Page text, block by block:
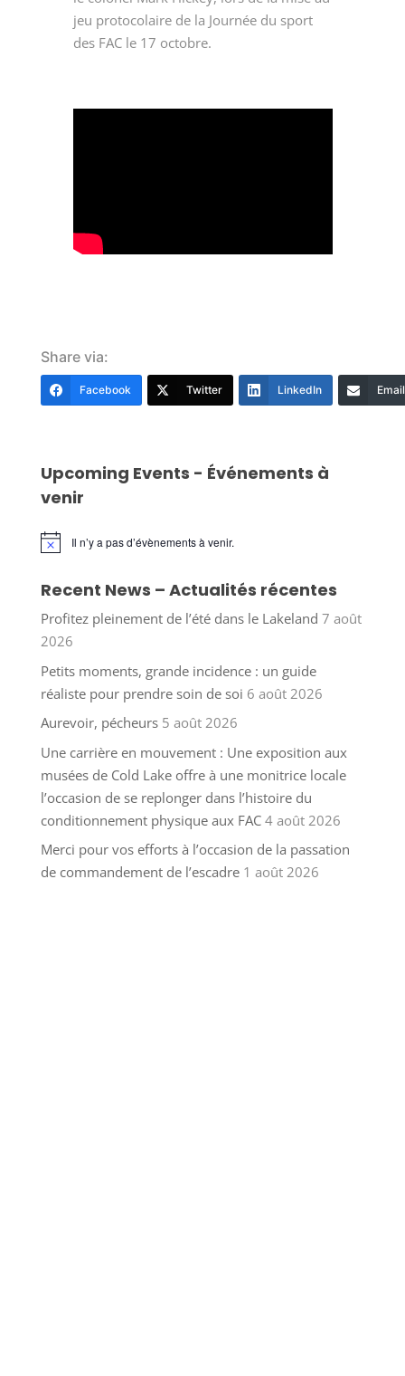
jeu protocolaire de la Journée du sport
des FAC le 17 octobre.
Share via:
Facebook Twitter LinkedIn Email
Upcoming Events - Événements à
venir
Notice Il n’y a pas d’évènements à venir.
Recent News – Actualités récentes
Profitez pleinement de l’été dans le Lakeland 7 août
2026
Petits moments, grande incidence : un guide
réaliste pour prendre soin de soi 6 août 2026
Aurevoir, pécheurs 5 août 2026
Une carrière en mouvement : Une exposition aux
musées de Cold Lake offre à une monitrice locale
l’occasion de se replonger dans l’histoire du
conditionnement physique aux FAC 4 août 2026
Merci pour vos efforts à l’occasion de la passation
de commandement de l’escadre 1 août 2026